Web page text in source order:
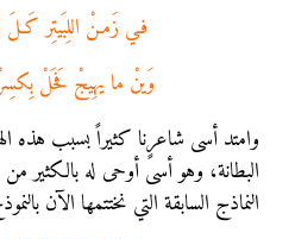
فـي زَمـنْ اللِبَيتِر
وَينْ ما يهِيجْ فَحَلْ
وامتد أسى شاعرنا كثيراً بسبب هذه
البطانة، وهو أسىً أوحى له بالكثير من
النماذج السابقة التي نختتمها الآن